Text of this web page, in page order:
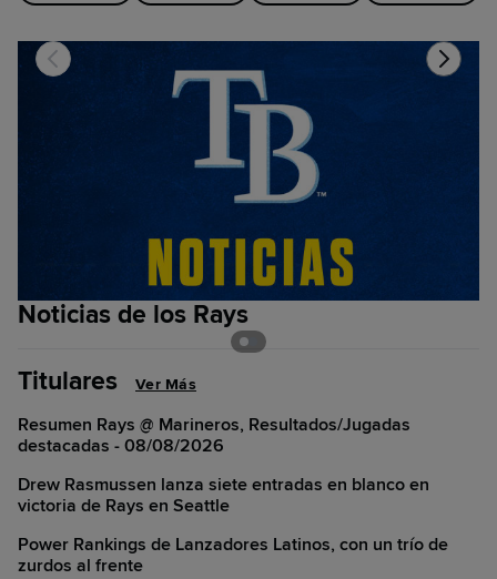
Noticias de los Rays
Titulares Ver Más
Resumen Rays @ Marineros, Resultados/Jugadas
destacadas - 08/08/2026
Drew Rasmussen lanza siete entradas en blanco en
victoria de Rays en Seattle
Power Rankings de Lanzadores Latinos, con un trío de
zurdos al frente